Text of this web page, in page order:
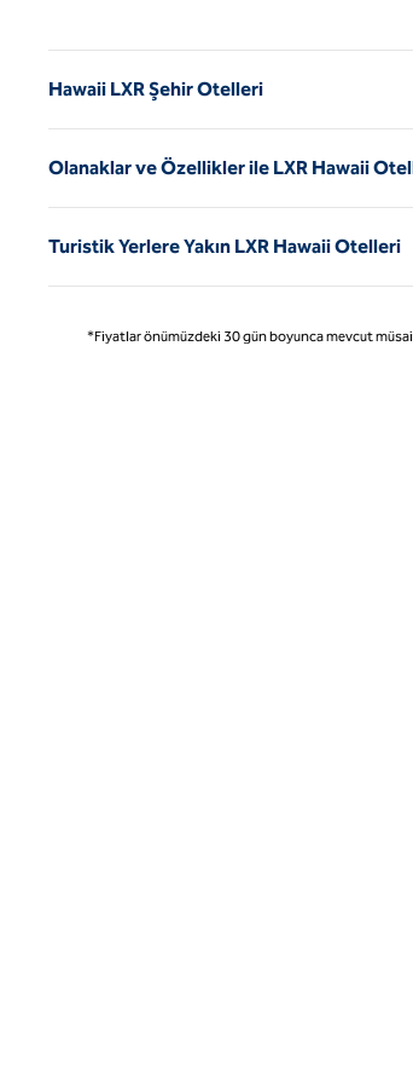
Hawaii LXR Şehir Otelleri
Olanaklar ve Özellikler ile LXR Hawaii
Turistik Yerlere Yakın LXR Hawaii Otelleri
*Fiyatlar önümüzdeki 30 gün boyunca mevcut